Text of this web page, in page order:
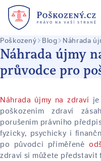
Náhrada újmy
průvodce pro
Poškozený Blog Náhrada
Náhrada újmy na zdraví
poškozením zdraví
porušením právního
fyzicky, psychicky i
po původci přiměřené
zdraví si můžete